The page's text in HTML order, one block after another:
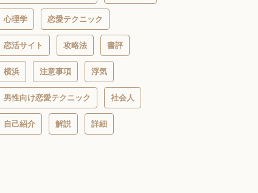
心理学 恋愛テクニック
恋活サイト 攻略法 書評
横浜 注意事項 浮気
男性向け恋愛テクニック 社会人
自己紹介 解説 詳細